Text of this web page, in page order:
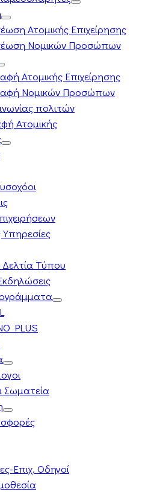
Ατομικής Επιχείρησης
Νομικών Προσώπων
Ατομικής Επιχείρησης
Νομικών Προσώπων
πολιτών
Ατομικής
Δελτία Τύπου
PLUS
Σωματεία
Επιχ. Οδηγοί